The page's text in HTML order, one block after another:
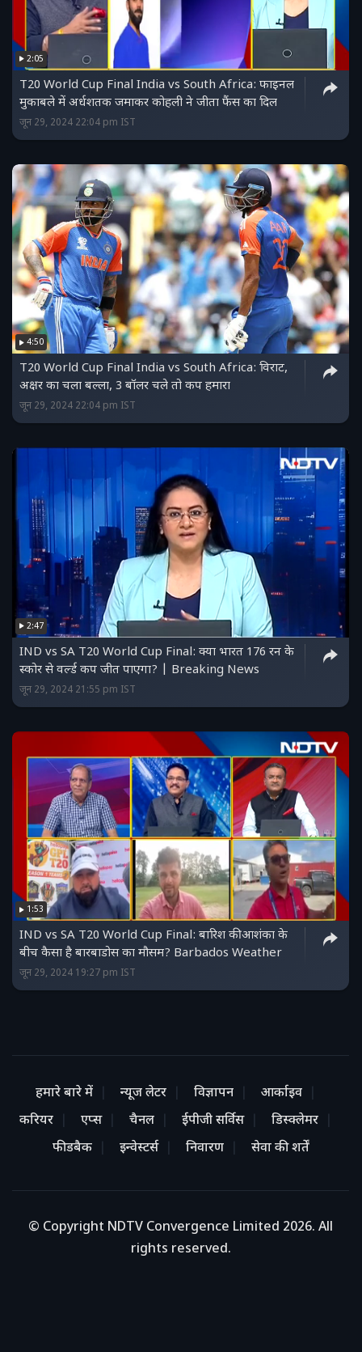
2:05
T20 World Cup Final India vs South Africa: फाइनल
मुकाबले में अर्धशतक जमाकर कोहली ने जीता फैंस का दिल
जून 29, 2024 22:04 pm IST
4:50
T20 World Cup Final India vs South Africa: विराट,
अक्षर का चला बल्ला, 3 बॉलर चले तो कप हमारा
जून 29, 2024 22:04 pm IST
2:47
IND vs SA T20 World Cup Final: क्या भारत 176 रन के
स्कोर से वर्ल्ड कप जीत पाएगा? | Breaking News
जून 29, 2024 21:55 pm IST
1:53
IND vs SA T20 World Cup Final: बारिश की आशंका के
बीच कैसा है बारबाडोस का मौसम? Barbados Weather
जून 29, 2024 19:27 pm IST
हमारे बारे में न्यूज लेटर विज्ञापन
आर्काइव
करियर
एप्स चैनल ईपीजी सर्विस
डिस्क्लेमर
फीडबैक
इन्वेस्टर्स निवारण सेवा की शर्तें
© Copyright NDTV Convergence Limited 2026. All
rights reserved.